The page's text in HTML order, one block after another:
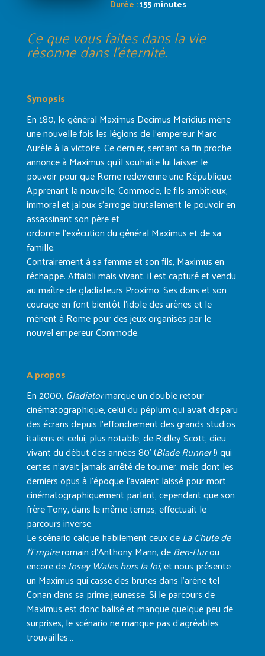
Durée :155 minutes
Ce que vous faites dans la vie
résonne dans l'éternité.
Synopsis
En 180, le général Maximus Decimus Meridius mène
une nouvelle fois les légions de l’empereur Marc
Aurèle à la victoire. Ce dernier, sentant sa fin proche,
annonce à Maximus qu’il souhaite lui laisser le
pouvoir pour que Rome redevienne une République.
Apprenant la nouvelle, Commode, le fils ambitieux,
immoral et jaloux s’arroge brutalement le pouvoir en
assassinant son père et
ordonne l’exécution du général Maximus et de sa
famille.
Contrairement à sa femme et son fils, Maximus en
réchappe. Affaibli mais vivant, il est capturé et vendu
au maître de gladiateurs Proximo. Ses dons et son
courage en font bientôt l’idole des arènes et le
mènent à Rome pour des jeux organisés par le
nouvel empereur Commode.
A propos
En 2000, Gladiatormarque un double retour
cinématographique, celui du péplum qui avait disparu
des écrans depuis l’effondrement des grands studios
italiens et celui, plus notable, de Ridley Scott, dieu
vivant du début des années 80′ (Blade Runner!) qui
certes n’avait jamais arrêté de tourner, mais dont les
derniers opus à l’époque l’avaient laissé pour mort
cinématographiquement parlant, cependant que son
frère Tony, dans le même temps, effectuait le
parcours inverse.
Le scénario calque habilement ceux deLa Chute de
l’Empireromain d’Anthony Mann, deBen-Hurou
encore deJosey Wales hors la loi, et nous présente
un Maximus qui casse des brutes dans l’arène tel
Conan dans sa prime jeunesse. Si le parcours de
Maximus est donc balisé et manque quelque peu de
surprises, le scénario ne manque pas d’agréables
trouvailles…